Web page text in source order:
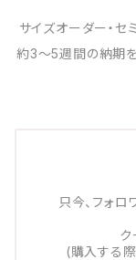
サイズオーダー・
約3～5週間の納期
只今、フォ
ク
(購入する際